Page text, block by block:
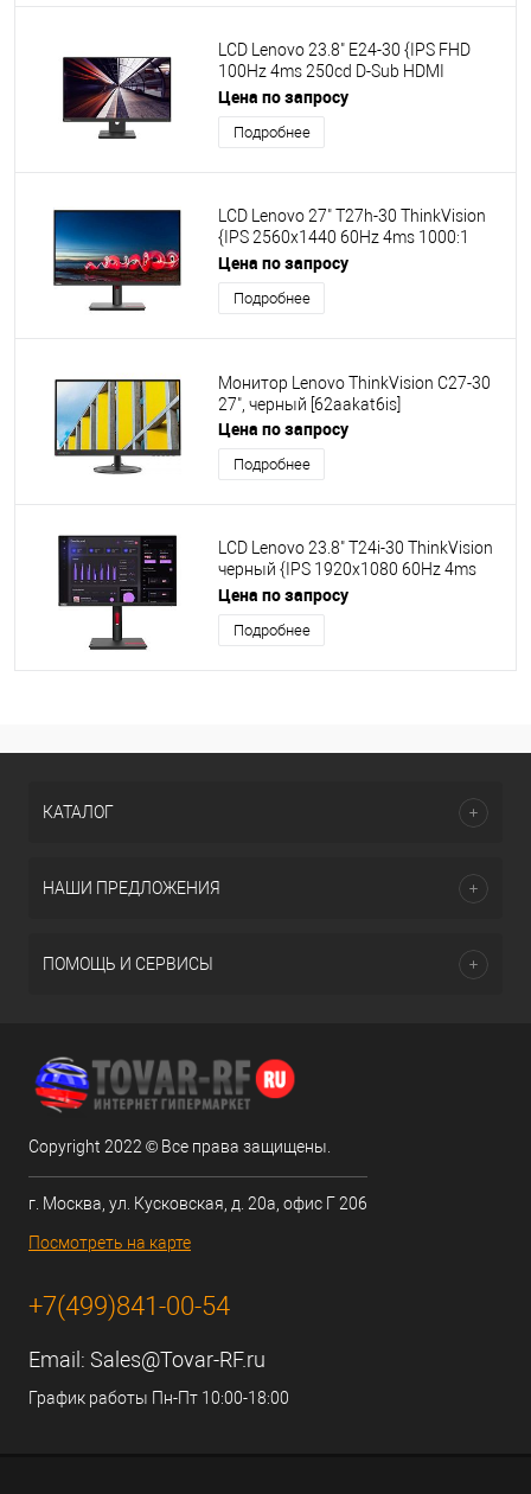
LCD Lenovo 23.8" E24-30 {IPS FHD
100Hz 4ms 250cd D-Sub HDMI
DisplayPort Speakers HAS}
Цена по запросу
Подробнее
LCD Lenovo 27" T27h-30 ThinkVision
{IPS 2560x1440 60Hz 4ms 1000:1
350cd 178/178 8bit HDMI2.0
DisplayPort1.4 1xDP(Out)1.4 USB-
C(PD 90W) 4xUSB3.2 RJ-45 HAS
Цена по запросу
Подробнее
Монитор Lenovo ThinkVision C27-30
27", черный [62aakat6is]
Цена по запросу
Подробнее
LCD Lenovo 23.8" T24i-30 ThinkVision
черный {IPS 1920x1080 60Hz 4ms
178/178 250cd 1000:1 Tilt Swivel
Pivot} [63CFMATXEU/63CFXAR1CB]
Цена по запросу
Подробнее
КАТАЛОГ
НАШИ ПРЕДЛОЖЕНИЯ
ПОМОЩЬ И СЕРВИСЫ
Copyright 2022 © Все права защищены.
г. Москва, ул. Кусковская, д. 20а, офис Г 206
Посмотреть на карте
+7(499)841-00-54
Email: Sales@Tovar-RF.ru
График работы Пн-Пт 10:00-18:00